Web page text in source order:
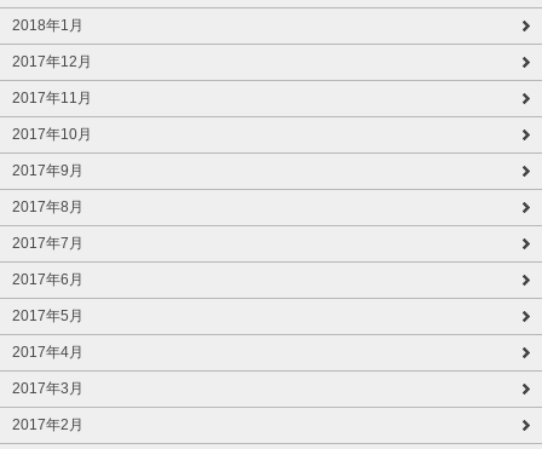
2018年1月
2017年12月
2017年11月
2017年10月
2017年9月
2017年8月
2017年7月
2017年6月
2017年5月
2017年4月
2017年3月
2017年2月